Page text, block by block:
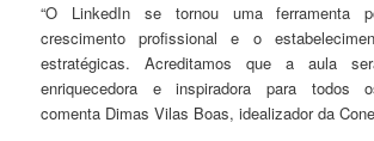
“O LinkedIn se tornou uma ferramenta
crescimento profissional e o
estratégicas. Acreditamos que a aula
enriquecedora e inspiradora para todos
comenta Dimas Vilas Boas, idealizador da